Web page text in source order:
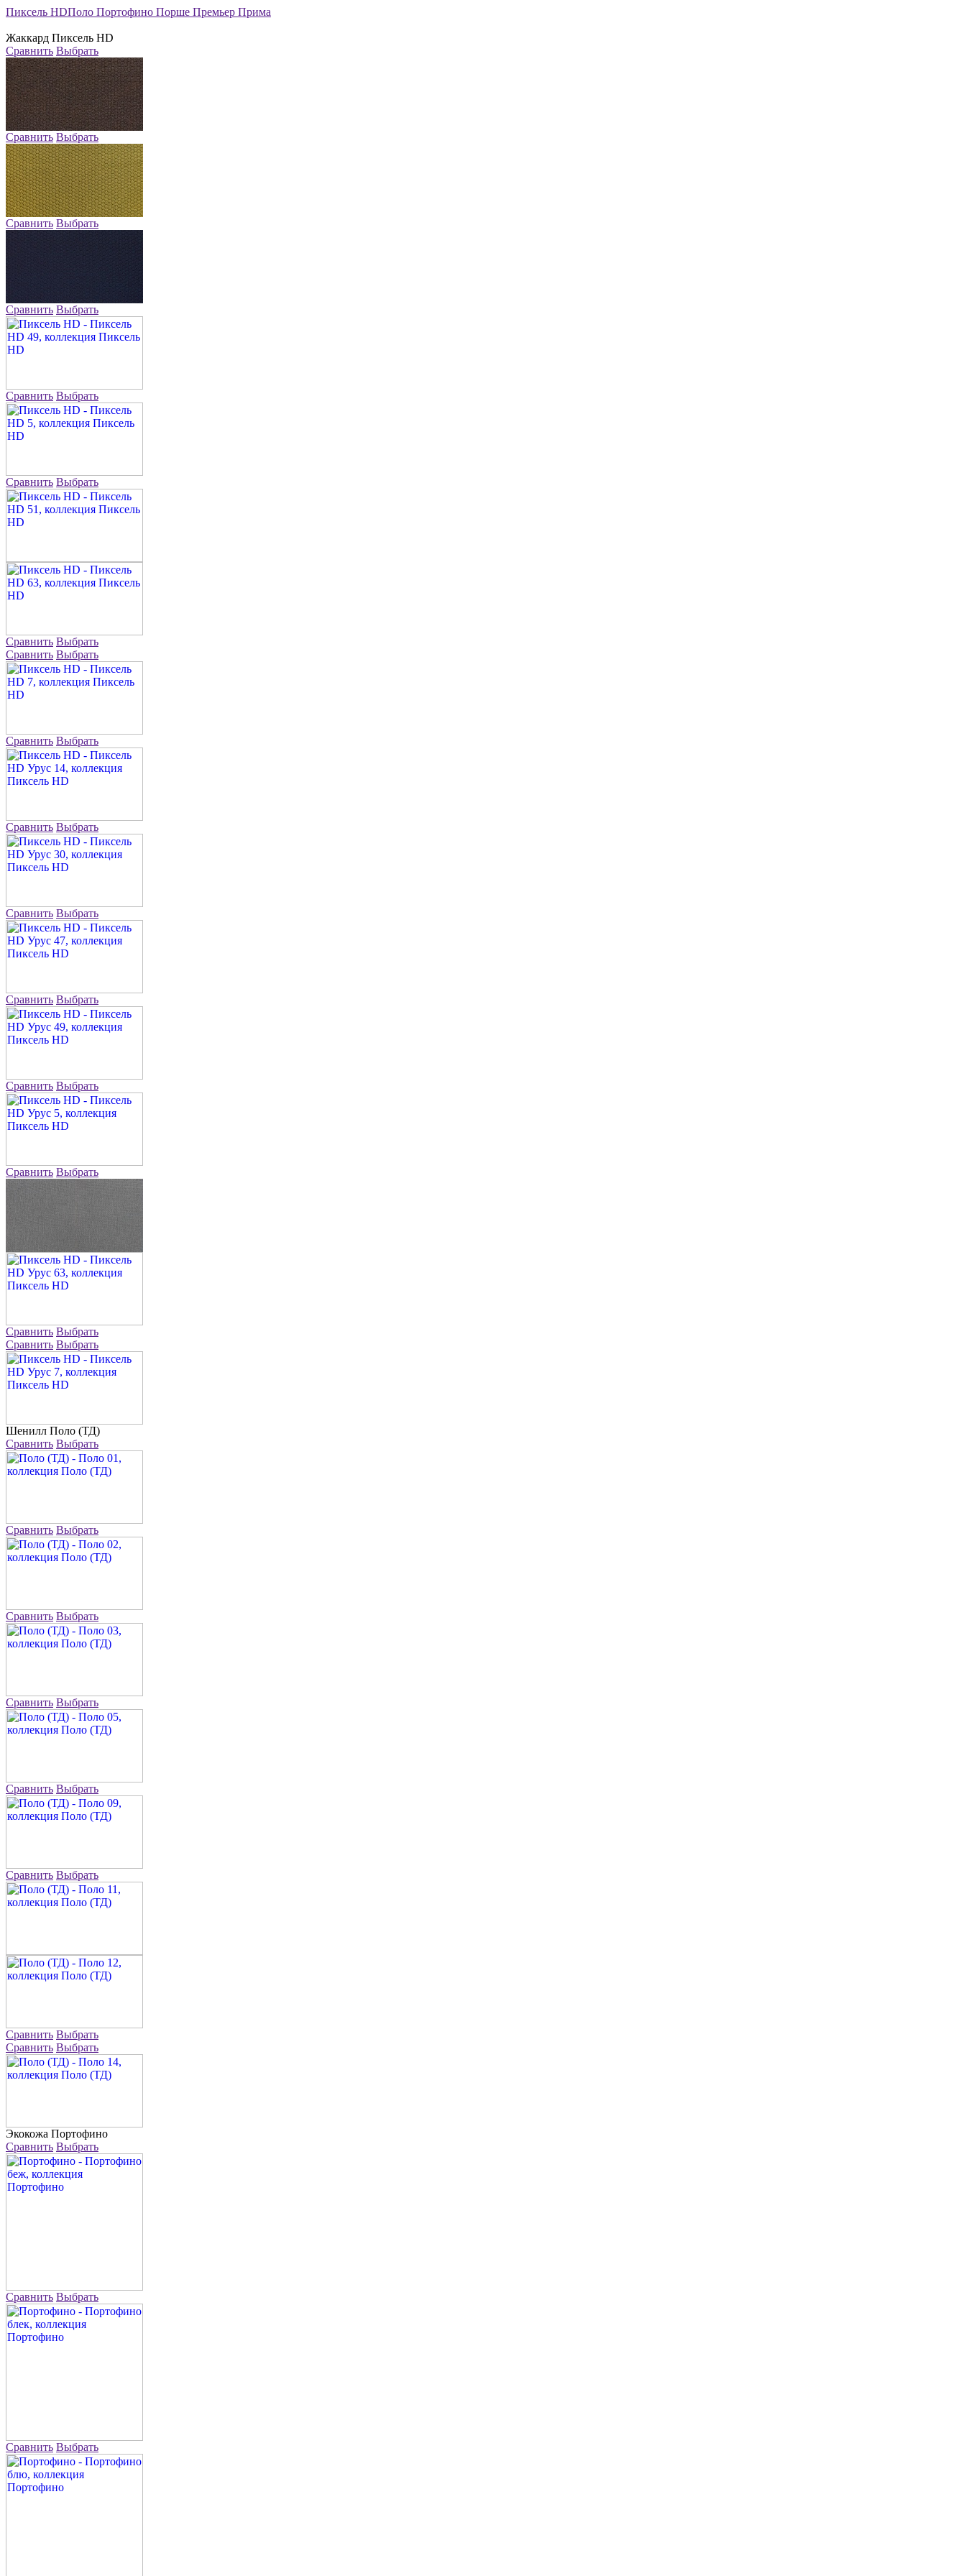
Пиксель HDПоло Портофино Порше Премьер Прима
Жаккард Пиксель HD
Сравнить Выбрать
Сравнить Выбрать
Сравнить Выбрать
Сравнить Выбрать
Сравнить Выбрать
Сравнить Выбрать
Сравнить Выбрать
Сравнить Выбрать
Сравнить Выбрать
Сравнить Выбрать
Сравнить Выбрать
Сравнить Выбрать
Сравнить Выбрать
Сравнить Выбрать
Сравнить Выбрать
Сравнить Выбрать
Шенилл Поло (ТД)
Сравнить Выбрать
Сравнить Выбрать
Сравнить Выбрать
Сравнить Выбрать
Сравнить Выбрать
Сравнить Выбрать
Сравнить Выбрать
Сравнить Выбрать
Экокожа Портофино
Сравнить Выбрать
Сравнить Выбрать
Сравнить Выбрать